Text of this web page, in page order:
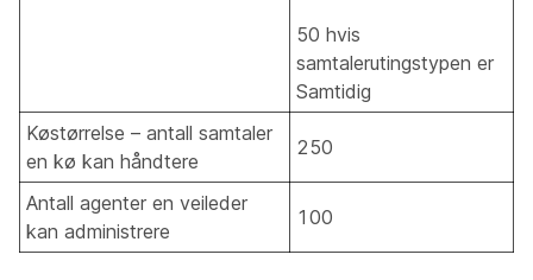
50 hvis
samtalerutingstypen er
Samtidig
Køstørrelse – antall samtaler
en kø kan håndtere
250
Antall agenter en veileder
kan administrere
100